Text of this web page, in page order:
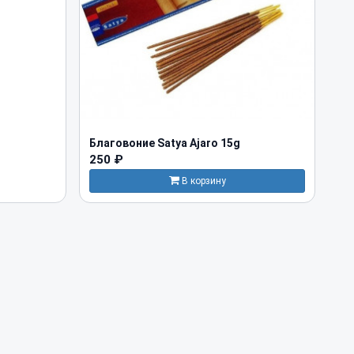
Благовоние Satya Ajaro 15g
250 ₽
В корзину